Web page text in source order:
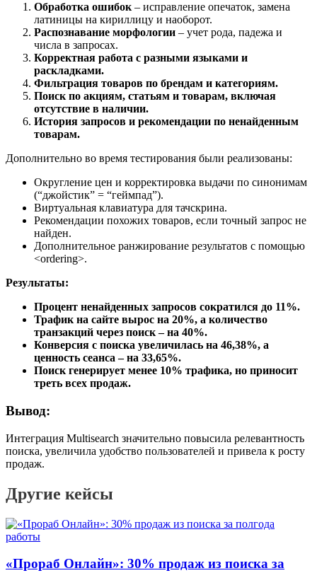
Обработка ошибок – исправление опечаток, замена
латиницы на кириллицу и наоборот.
Распознавание морфологии – учет рода, падежа и
числа в запросах.
Корректная работа с разными языками и
раскладками.
Фильтрация товаров по брендам и категориям.
Поиск по акциям, статьям и товарам, включая
отсутствие в наличии.
История запросов и рекомендации по ненайденным
товарам.
Дополнительно во время тестирования были реализованы:
Округление цен и корректировка выдачи по синонимам
(“джойстик” = “геймпад”).
Виртуальная клавиатура для тачскрина.
Рекомендации похожих товаров, если точный запрос не
найден.
Дополнительное ранжирование результатов с помощью
<ordering>.
Результаты:
Процент ненайденных запросов сократился до 11%.
Трафик на сайте вырос на 20%, а количество
транзакций через поиск – на 40%.
Конверсия с поиска увеличилась на 46,38%, а
ценность сеанса – на 33,65%.
Поиск генерирует менее 10% трафика, но приносит
треть всех продаж.
Вывод:
Интеграция Multisearch значительно повысила релевантность
поиска, увеличила удобство пользователей и привела к росту
продаж.
Другие кейсы
«Прораб Онлайн»: 30% продаж из поиска за